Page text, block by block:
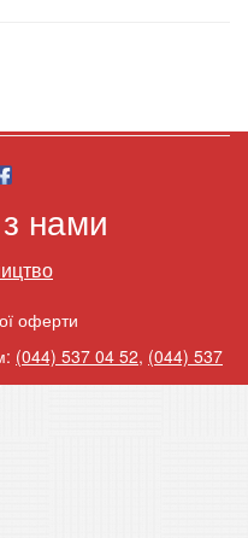
нами
оферти
(044) 537 04 52, (044) 537